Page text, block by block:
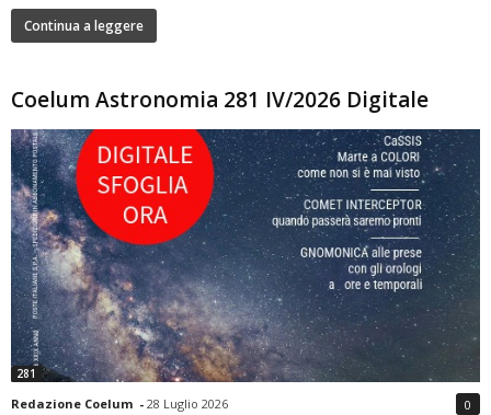
Continua a leggere
Coelum Astronomia 281 IV/2026 Digitale
281
Redazione Coelum - 28 Luglio 2026 0